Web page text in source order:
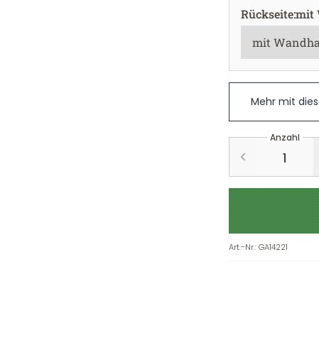
Rückseite:mit
Mehr mit
Anzahl
Art.-Nr.:GA14221